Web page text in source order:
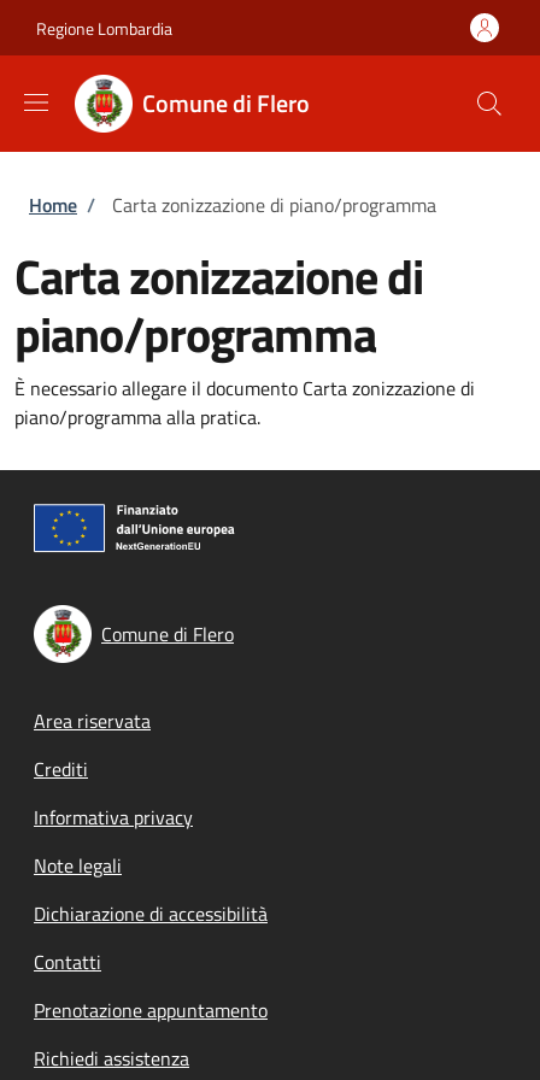
Regione Lombardia
Comune di Flero
Briciole di pane
Home / Carta zonizzazione di piano/programma
Carta zonizzazione di
piano/programma
È necessario allegare il documento Carta zonizzazione di
piano/programma alla pratica.
Comune di Flero
Footer menu
Area riservata
Crediti
Informativa privacy
Note legali
Dichiarazione di accessibilità
Contatti
Prenotazione appuntamento
Richiedi assistenza